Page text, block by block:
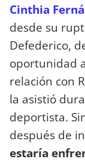
Cinthia
desde su
Defederico,
oportunidad
relación con
la asistió
deportista.
después de
estaría